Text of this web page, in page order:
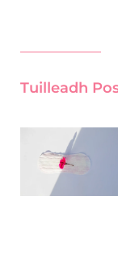
Tuilleadh